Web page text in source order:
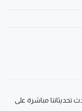
تحديثاتنا مباشرة على